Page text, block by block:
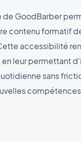
GoodBarber
contenu formatif
accessibilité
leur permettant
sans